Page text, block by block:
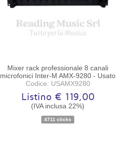
Disponibilità:Pezzo unico
Mixer rack professionale 8 canali
microfonici Inter-M AMX-9280 - Usato
Codice: USAMX9280
Listino € 119,00
(IVA inclusa 22%)
4711 clicks